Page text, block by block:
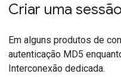
Criar uma
Em alguns produtos de
autenticação MD5
Interconexão dedicada.